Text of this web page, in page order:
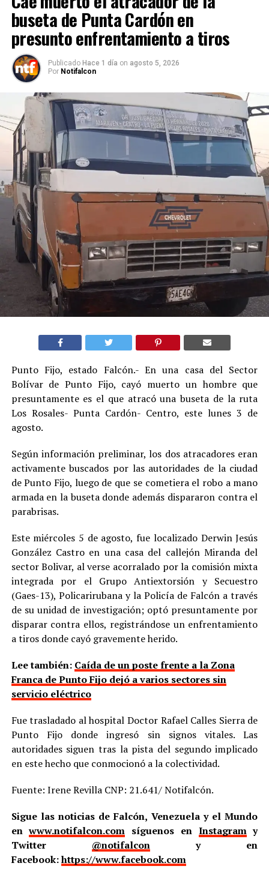
buseta de Punta Cardón en
presunto enfrentamiento a tiros
Publicado Hace 1 día on agosto 5, 2026
Por Notifalcon
Punto Fijo, estado Falcón.- En una casa del Sector
Bolívar de Punto Fijo, cayó muerto un hombre que
presuntamente es el que atracó una buseta de la ruta
Los Rosales- Punta Cardón- Centro, este lunes 3 de
agosto.
Según información preliminar, los dos atracadores eran
activamente buscados por las autoridades de la ciudad
de Punto Fijo, luego de que se cometiera el robo a mano
armada en la buseta donde además dispararon contra el
parabrisas.
Este miércoles 5 de agosto, fue localizado Derwin Jesús
González Castro en una casa del callejón Miranda del
sector Bolivar, al verse acorralado por la comisión mixta
integrada por el Grupo Antiextorsión y Secuestro
(Gaes-13), Policarirubana y la Policía de Falcón a través
de su unidad de investigación; optó presuntamente por
disparar contra ellos, registrándose un enfrentamiento
a tiros donde cayó gravemente herido.
Lee también: Caída de un poste frente a la Zona
Franca de Punto Fijo dejó a varios sectores sin
servicio eléctrico
Fue trasladado al hospital Doctor Rafael Calles Sierra de
Punto Fijo donde ingresó sin signos vitales. Las
autoridades siguen tras la pista del segundo implicado
en este hecho que conmocionó a la colectividad.
Fuente: Irene Revilla CNP: 21.641/ Notifalcón.
Sigue las noticias de Falcón, Venezuela y el Mundo
enwww.notifalcon.com síguenos en Instagramy
Twitter @notifalcony en
Facebook:https://www.facebook.com